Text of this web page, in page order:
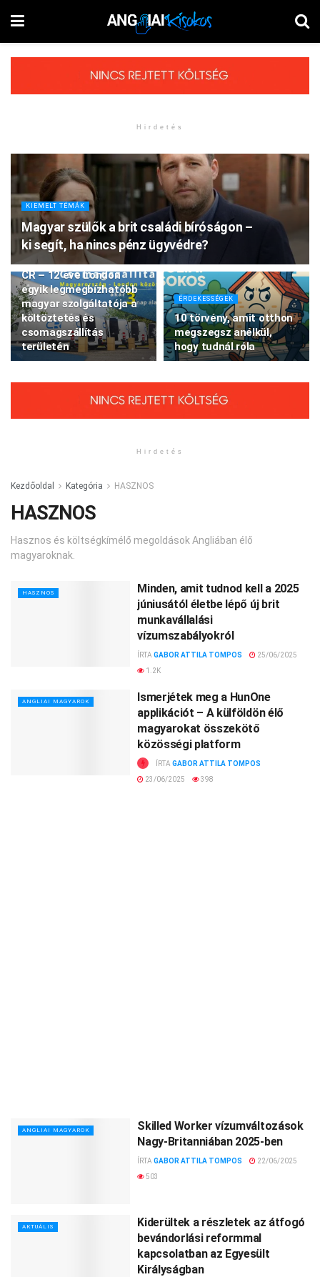
Hirdetés
KIEMELT TÉMÁK
Magyar szülők a brit családi bíróságon –
ki segít, ha nincs pénz ügyvédre?
KIEMELT TÉMÁK
CR – 12 éve London
egyik legmegbízhatóbb
magyar szolgáltatója a
költöztetés és
csomagszállítás
területén
ÉRDEKESSÉGEK
10 törvény, amit otthon
megszegsz anélkül,
hogy tudnál róla
Hirdetés
Kezdőoldal Kategória HASZNOS
HASZNOS
Hasznos és költségkímélő megoldások Angliában élő
magyaroknak.
HASZNOS
Minden, amit tudnod kell a 2025
júniusától életbe lépő új brit
munkavállalási
vízumszabályokról
ÍRTA GABOR ATTILA TOMPOS
25/06/2025
1.2K
ANGLIAI MAGYAROK
Ismerjétek meg a HunOne
applikációt – A külföldön élő
magyarokat összekötő
közösségi platform
ÍRTA GABOR ATTILA TOMPOS
23/06/2025
398
ANGLIAI MAGYAROK
Skilled Worker vízumváltozások
Nagy-Britanniában 2025-ben
ÍRTA GABOR ATTILA TOMPOS
22/06/2025
503
AKTUÁLIS
Kiderültek a részletek az átfogó
bevándorlási reformmal
kapcsolatban az Egyesült
Királyságban